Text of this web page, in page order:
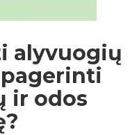
alyvuogių
ir odos